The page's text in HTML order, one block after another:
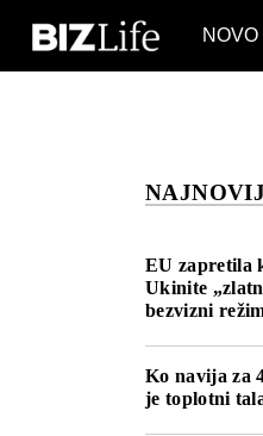
NOVO
EU zapretila
Ukinite
bezvizni
Ko navija za
je toplotni